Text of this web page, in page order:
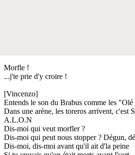
Morfle !
...j'te prie d'y croire !
[Vincenzo]
Entends le son du Brabus comme les
Dans une arène, les toreros arrivent, c'est
A.L.O.N
Dis-moi qui veut morfler ?
Dis-moi qui peut nous stopper ? Dégun,
Dis-moi, dis-moi avant qu'il ait d'la peine